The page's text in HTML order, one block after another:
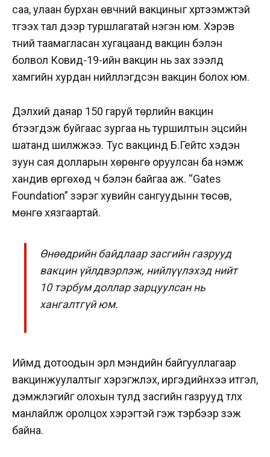
саа, улаан бурхан өвчний вакциныг хүртээмжтэй
түгээх тал дээр туршлагатай нэгэн юм. Хэрэв
түүний таамагласан хугацаанд вакцин бэлэн
болвол Ковид-19-ийн вакцин нь зах зээлд
хамгийн хурдан нийлүүлэгдсэн вакцин болох юм.
Дэлхий даяар 150 гаруй төрлийн вакцин
бүтээгдэж буйгаас зургаа нь туршилтын эцсийн
шатанд шилжжээ. Тус вакцинд Б.Гейтс хэдэн
зуун сая долларын хөрөнгө оруулсан ба нэмж
хандив өргөхөд ч бэлэн байгаа аж. “Gates
Foundation” зэрэг хувийн сангуудынн төсөв,
мөнгө хязгаартай.
Өнөөдрийн байдлаар засгийн газрууд
вакцин үйлдвэрлэж, нийлүүлэхэд нийт
10 тэрбум доллар зарцуулсан нь
хангалтгүй юм.
Иймд дотоодын эрүүл мэндийн байгууллагаар
вакцинжуулалтыг хэрэгжүүлэх, иргэдийнхээ итгэл,
дэмжлэгийг олохын тулд засгийн газрууд түлхүү
манлайлж оролцох хэрэгтэй гэж тэрбээр үзэж
байна.